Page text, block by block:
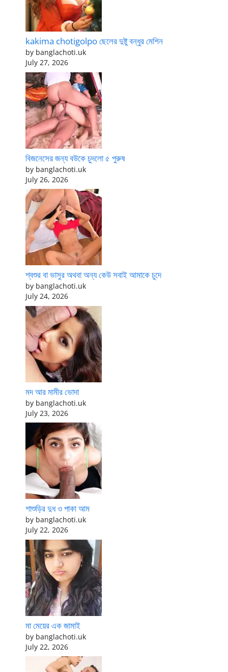
kakima chotigolpo ছেলের দুষ্টু বন্ধুর মেশিন
by banglachoti.uk
July 27, 2026
বিজনেসের জন্য বউকে চুদলো ৫ পুরুষ
by banglachoti.uk
July 26, 2026
শ্বশুর বা ভাসুর অথবা অন্য কেউ সবাই আমাকে চুদে
by banglachoti.uk
July 24, 2026
মদ আর মামীর ভোদা
by banglachoti.uk
July 23, 2026
শাশুড়ির দুধ ও পাকা আম
by banglachoti.uk
July 22, 2026
মা মেয়ের এক জামাই
by banglachoti.uk
July 22, 2026